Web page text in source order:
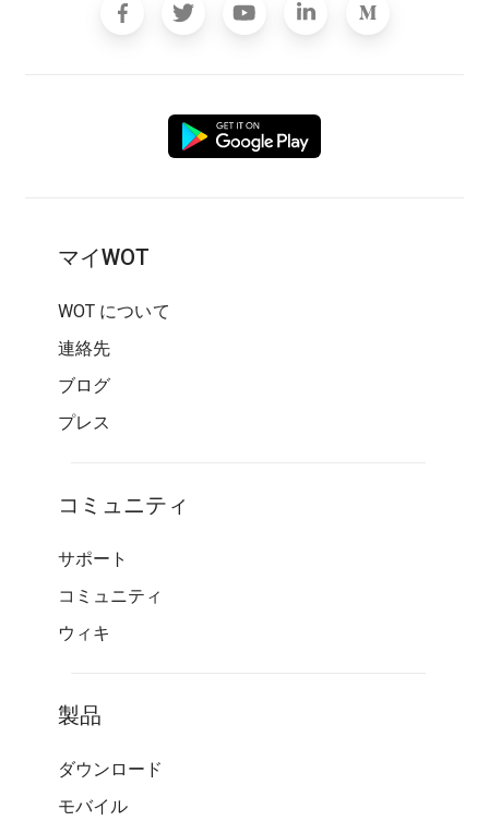
マイWOT
WOT について
連絡先
ブログ
プレス
コミュニティ
サポート
コミュニティ
ウィキ
製品
ダウンロード
モバイル